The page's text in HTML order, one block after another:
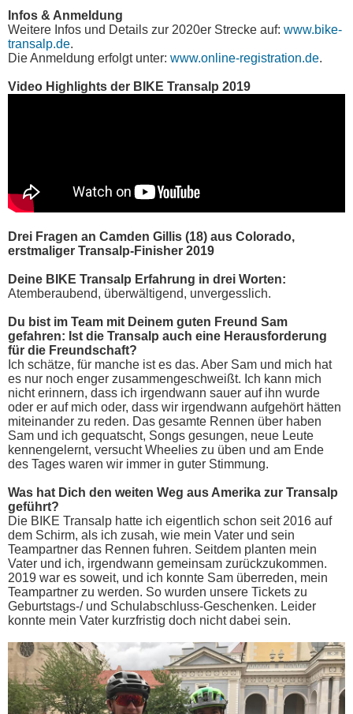
Infos & Anmeldung
Weitere Infos und Details zur 2020er Strecke auf: www.bike-
transalp.de.
Die Anmeldung erfolgt unter: www.online-registration.de.
Video Highlights der BIKE Transalp 2019
Drei Fragen an Camden Gillis (18) aus Colorado,
erstmaliger Transalp-Finisher 2019
Deine BIKE Transalp Erfahrung in drei Worten:
Atemberaubend, überwältigend, unvergesslich.
Du bist im Team mit Deinem guten Freund Sam
gefahren: Ist die Transalp auch eine Herausforderung
für die Freundschaft?
Ich schätze, für manche ist es das. Aber Sam und mich hat
es nur noch enger zusammengeschweißt. Ich kann mich
nicht erinnern, dass ich irgendwann sauer auf ihn wurde
oder er auf mich oder, dass wir irgendwann aufgehört hätten
miteinander zu reden. Das gesamte Rennen über haben
Sam und ich gequatscht, Songs gesungen, neue Leute
kennengelernt, versucht Wheelies zu üben und am Ende
des Tages waren wir immer in guter Stimmung.
Was hat Dich den weiten Weg aus Amerika zur Transalp
geführt?
Die BIKE Transalp hatte ich eigentlich schon seit 2016 auf
dem Schirm, als ich zusah, wie mein Vater und sein
Teampartner das Rennen fuhren. Seitdem planten mein
Vater und ich, irgendwann gemeinsam zurückzukommen.
2019 war es soweit, und ich konnte Sam überreden, mein
Teampartner zu werden. So wurden unsere Tickets zu
Geburtstags-/ und Schulabschluss-Geschenken. Leider
konnte mein Vater kurzfristig doch nicht dabei sein.